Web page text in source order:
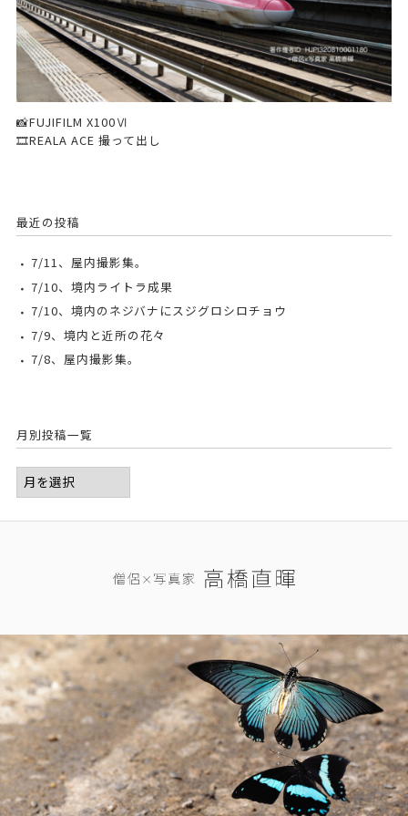
📸FUJIFILM X100Ⅵ
🎞️REALA ACE 撮って出し
最近の投稿
7/11、屋内撮影集。
7/10、境内ライトラ成果
7/10、境内のネジバナにスジグロシロチョウ
7/9、境内と近所の花々
7/8、屋内撮影集。
月別投稿一覧